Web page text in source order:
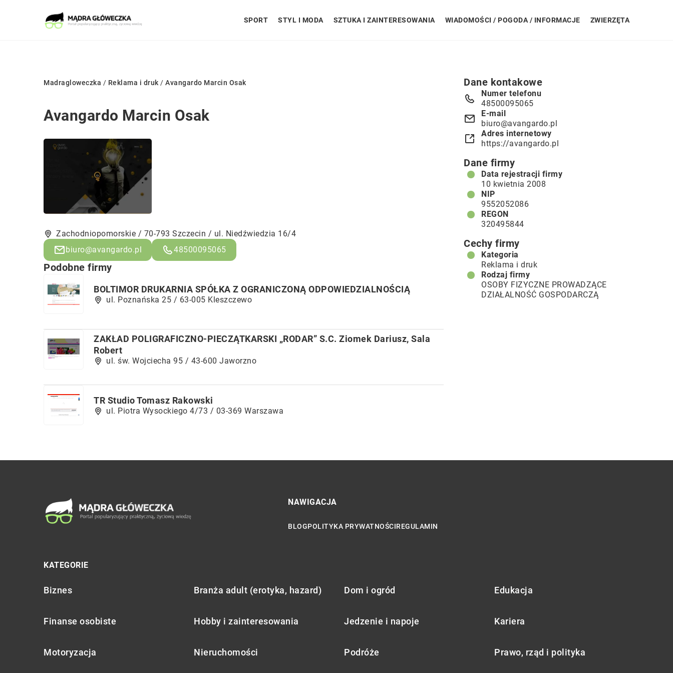
SPORT STYL I MODA SZTUKA I ZAINTERESOWANIA WIADOMOŚCI / POGODA / INFORMACJE ZWIERZĘTA
Madragloweczka / Reklama i druk / Avangardo Marcin Osak
Avangardo Marcin Osak
Zachodniopomorskie / 70-793 Szczecin / ul. Niedźwiedzia 16/4
biuro@avangardo.pl
48500095065
Podobne firmy
BOLTIMOR DRUKARNIA SPÓŁKA Z OGRANICZONĄ ODPOWIEDZIALNOŚCIĄ
ul. Poznańska 25 / 63-005 Kleszczewo
ZAKŁAD POLIGRAFICZNO-PIECZĄTKARSKI „RODAR” S.C. Ziomek Dariusz, Sala
Robert
ul. św. Wojciecha 95 / 43-600 Jaworzno
TR Studio Tomasz Rakowski
ul. Piotra Wysockiego 4/73 / 03-369 Warszawa
Dane kontakowe
Numer telefonu
48500095065
E-mail
biuro@avangardo.pl
Adres internetowy
https://avangardo.pl
Dane firmy
Data rejestracji firmy
10 kwietnia 2008
NIP
9552052086
REGON
320495844
Cechy firmy
Kategoria
Reklama i druk
Rodzaj firmy
OSOBY FIZYCZNE PROWADZĄCE
DZIAŁALNOŚĆ GOSPODARCZĄ
NAWIGACJA
BLOGPOLITYKA PRYWATNOŚCIREGULAMIN
KATEGORIE
Biznes Branża adult (erotyka, hazard) Dom i ogród Edukacja
Finanse osobiste Hobby i zainteresowania Jedzenie i napoje Kariera
Motoryzacja Nieruchomości Podróże Prawo, rząd i polityka